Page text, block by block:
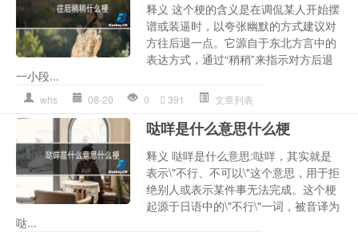
释义 这个梗的含义是在调侃某人开始摆
谱或装逼时，以夸张幽默的方式建议对
方往后退一点。它源自于东北方言中的
表达方式，通过“稍稍”来指示对方后退
一小段...
whs 08-20 0 391 文章列表
哒咩是什么意思什么梗
释义 哒咩是什么意思:哒咩，其实就是
表示\"不行、不可以\"这个意思，用于拒
绝别人或表示某件事无法完成。这个梗
起源于日语中的\"不行\"一词，被音译为
哒...